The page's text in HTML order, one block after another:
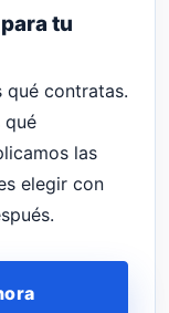
tu
qué contratas.
qué
las
elegir con